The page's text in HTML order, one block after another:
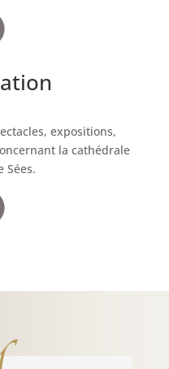
expositions,
la cathédrale
Sées.